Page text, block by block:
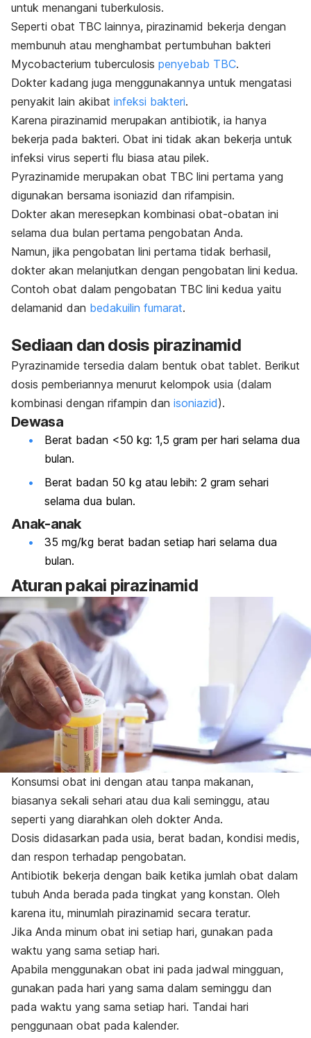
untuk menangani tuberkulosis.
Seperti obat TBC lainnya, pirazinamid bekerja dengan
membunuh atau menghambat pertumbuhan bakteri
Mycobacterium tuberculosis penyebab TBC.
Dokter kadang juga menggunakannya untuk mengatasi
penyakit lain akibat infeksi bakteri.
Karena pirazinamid merupakan antibiotik, ia hanya
bekerja pada bakteri. Obat ini tidak akan bekerja untuk
infeksi virus seperti flu biasa atau pilek.
Pyrazinamide merupakan obat TBC lini pertama yang
digunakan bersama isoniazid dan rifampisin.
Dokter akan meresepkan kombinasi obat-obatan ini
selama dua bulan pertama pengobatan Anda.
Namun, jika pengobatan lini pertama tidak berhasil,
dokter akan melanjutkan dengan pengobatan lini kedua.
Contoh obat dalam pengobatan TBC lini kedua yaitu
delamanid dan bedakuilin fumarat.
Sediaan dan dosis pirazinamid
Pyrazinamide tersedia dalam bentuk obat tablet. Berikut
dosis pemberiannya menurut kelompok usia (dalam
kombinasi dengan rifampin dan isoniazid).
Dewasa
Berat badan <50 kg: 1,5 gram per hari selama dua
bulan.
Berat badan 50 kg atau lebih: 2 gram sehari
selama dua bulan.
Anak-anak
35 mg/kg berat badan setiap hari selama dua
bulan.
Aturan pakai pirazinamid
Konsumsi obat ini dengan atau tanpa makanan,
biasanya sekali sehari atau dua kali seminggu, atau
seperti yang diarahkan oleh dokter Anda.
Dosis didasarkan pada usia, berat badan, kondisi medis,
dan respon terhadap pengobatan.
Antibiotik bekerja dengan baik ketika jumlah obat dalam
tubuh Anda berada pada tingkat yang konstan. Oleh
karena itu, minumlah pirazinamid secara teratur.
Jika Anda minum obat ini setiap hari, gunakan pada
waktu yang sama setiap hari.
Apabila menggunakan obat ini pada jadwal mingguan,
gunakan pada hari yang sama dalam seminggu dan
pada waktu yang sama setiap hari. Tandai hari
penggunaan obat pada kalender.